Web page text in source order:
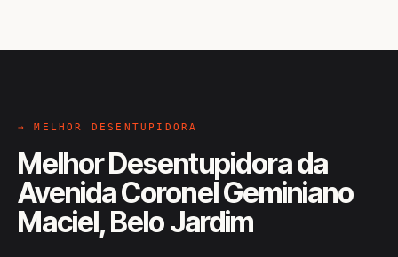
→ MELHOR DESENTUPIDORA
Melhor Desentupidora da
Avenida Coronel Geminiano
Maciel, Belo Jardim